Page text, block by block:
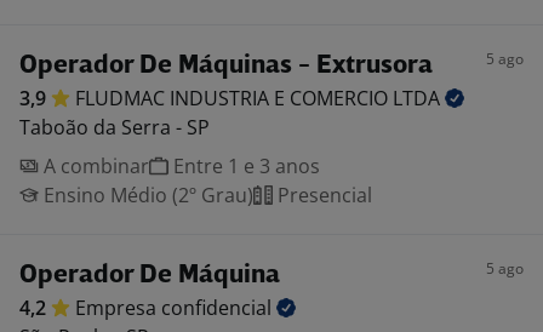
Operador De Máquinas - Extrusora 5 ago
3,9 FLUDMAC INDUSTRIA E COMERCIO LTDA
Taboão da Serra - SP
A combinar
Entre 1 e 3 anos
Ensino Médio (2º Grau)
Presencial
Operador De Máquina 5 ago
4,2 Empresa confidencial